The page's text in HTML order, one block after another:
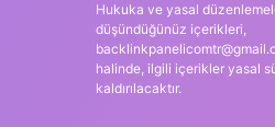
Hukuka ve yasal
düşündüğünüz içerikleri,
halinde, ilgili içerikler yasal
kaldırılacaktır.